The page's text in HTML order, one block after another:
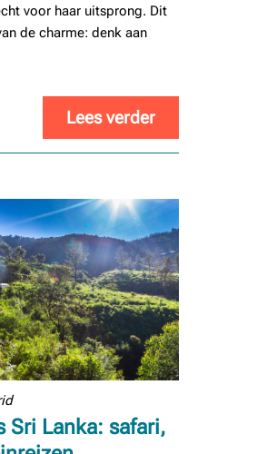
voor haar uitsprong. Dit
de charme: denk aan
Lees verder
Sri Lanka: safari,